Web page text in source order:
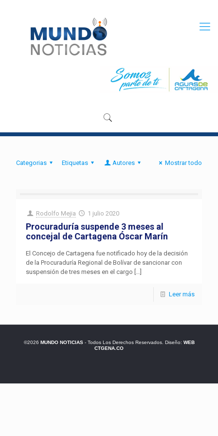
Categorias Etiquetas Autores Mostrar todo
Rodolfo Mejia 1 julio 2020
Procuraduría suspende 3 meses al
concejal de Cartagena Óscar Marín
El Concejo de Cartagena fue notificado hoy de la decisión
de la Procuraduría Regional de Bolívar de sancionar con
suspensión de tres meses en el cargo […]
Leer más
©2026 MUNDO NOTICIAS- Todos Los Derechos Reservados. Diseño: WEB
CTGENA.CO